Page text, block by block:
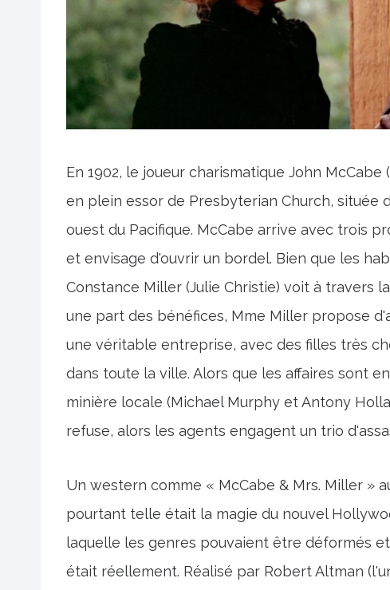
En 1902, le joueur charismatique John
en plein essor de Presbyterian Church, située
ouest du Pacifique. McCabe arrive avec trois
et envisage d'ouvrir un bordel. Bien que les
Constance Miller (Julie Christie) voit à travers
une part des bénéfices, Mme Miller propose
une véritable entreprise, avec des filles très
dans toute la ville. Alors que les affaires sont
minière locale (Michael Murphy et Antony
refuse, alors les agents engagent un trio
Un western comme « McCabe & Mrs. Miller »
pourtant telle était la magie du nouvel
laquelle les genres pouvaient être déformés
était réellement. Réalisé par Robert Altman